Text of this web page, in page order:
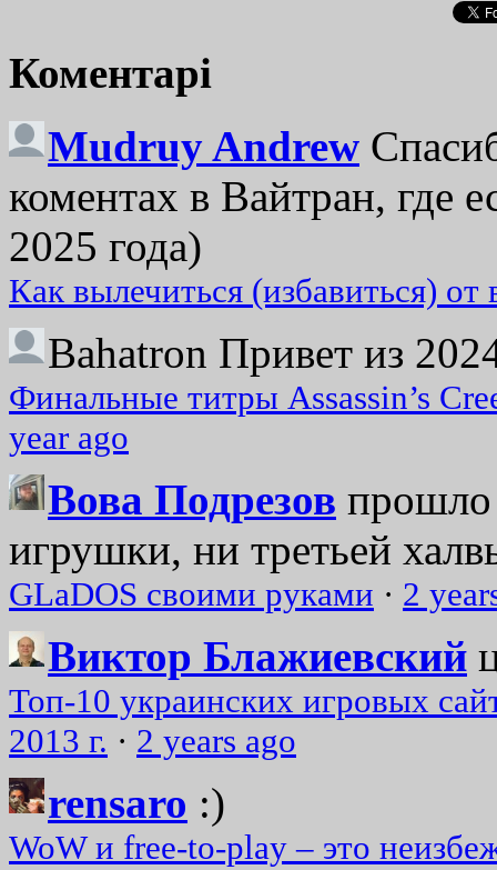
Коментарі
Mudruy Andrew
коментах в Вайтран, где
2025 года)
Как вылечиться (избавиться)
Bahatron Привет из
Финальные титры Assassin’s
year ago
Вова Подрезов прошло
игрушки, ни третьей
GLaDOS своими руками · 2
Виктор Блажиевский
Топ-10 украинских игровых
2013 г. · 2 years ago
rensaro :)
WoW и free-to-play – это